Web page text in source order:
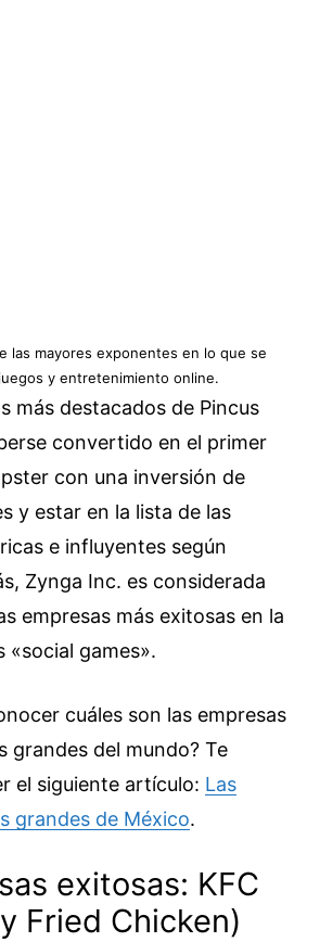
las mayores exponentes en lo que se
y entretenimiento online.
más destacados de Pincus
convertido en el primer
con una inversión de
y estar en la lista de las
e influyentes según
Zynga Inc. es considerada
empresas más exitosas en la
«social games».
cuáles son las empresas
grandes del mundo? Te
el siguiente artículo: Las
grandes de México.
exitosas: KFC
Fried Chicken)